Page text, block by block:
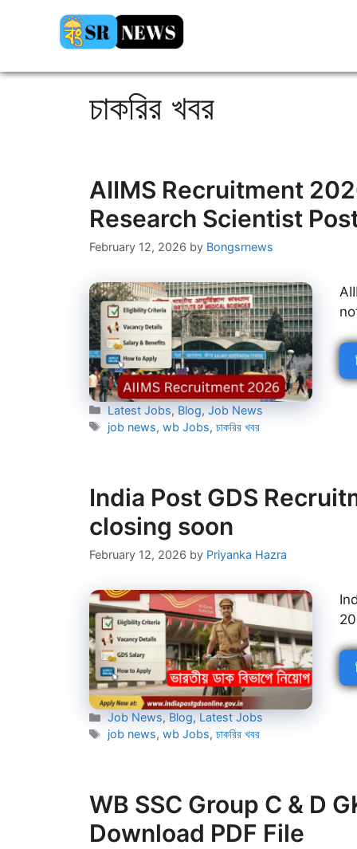
চাকরির খবর
AIIMS Recruitment
Research Scientist
February 12, 2026 by Bongsrnews
Categories
Latest Jobs, Blog,Job News
Tags
job news,wb Jobs,চাকরির খবর
India Post GDS
closing soon
February 12, 2026 by Priyanka Hazra
Categories
Job News, Blog, Latest Jobs
Tags
job news,wb Jobs,চাকরির খবর
WB SSC Group C & D
Download PDF File